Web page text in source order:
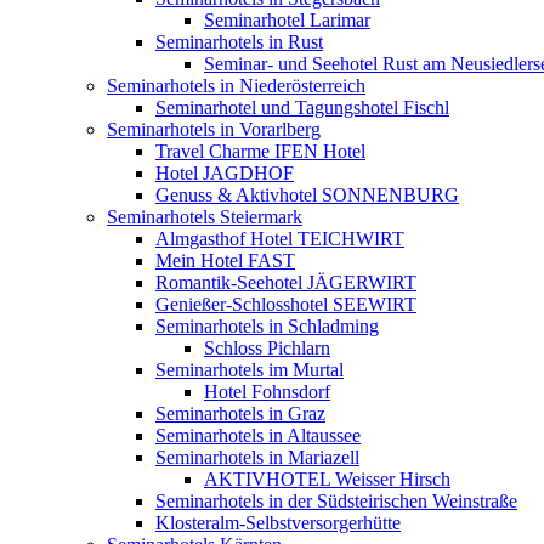
Seminarhotel Larimar
Seminarhotels in Rust
Seminar- und Seehotel Rust am
Seminarhotels in Niederösterreich
Seminarhotel und Tagungshotel Fischl
Seminarhotels in Vorarlberg
Travel Charme IFEN Hotel
Hotel JAGDHOF
Genuss & Aktivhotel SONNENBURG
Seminarhotels Steiermark
Almgasthof Hotel TEICHWIRT
Mein Hotel FAST
Romantik-Seehotel JÄGERWIRT
Genießer-Schlosshotel SEEWIRT
Seminarhotels in Schladming
Schloss Pichlarn
Seminarhotels im Murtal
Hotel Fohnsdorf
Seminarhotels in Graz
Seminarhotels in Altaussee
Seminarhotels in Mariazell
AKTIVHOTEL Weisser Hirsch
Seminarhotels in der Südsteirischen Weinstraße
Klosteralm-Selbstversorgerhütte